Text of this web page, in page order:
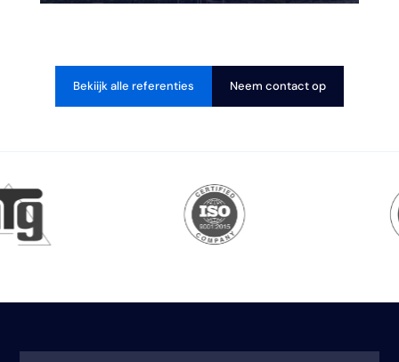
Bekiijk alle referenties Neem contact op